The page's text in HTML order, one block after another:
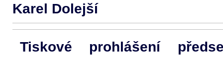
Karel Dolejší
Tiskové prohlášení